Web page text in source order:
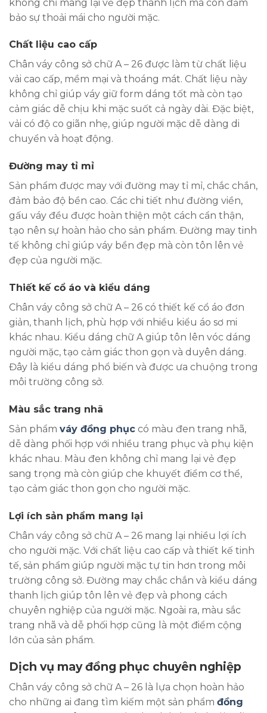
không chỉ mang lại vẻ đẹp thanh lịch mà còn đảm
bảo sự thoải mái cho người mặc.
Chất liệu cao cấp
Chân váy công sở chữ A – 26 được làm từ chất liệu
vải cao cấp, mềm mại và thoáng mát. Chất liệu này
không chỉ giúp váy giữ form dáng tốt mà còn tạo
cảm giác dễ chịu khi mặc suốt cả ngày dài. Đặc biệt,
vải có độ co giãn nhẹ, giúp người mặc dễ dàng di
chuyển và hoạt động.
Đường may tỉ mỉ
Sản phẩm được may với đường may tỉ mỉ, chắc chắn,
đảm bảo độ bền cao. Các chi tiết như đường viền,
gấu váy đều được hoàn thiện một cách cẩn thận,
tạo nên sự hoàn hảo cho sản phẩm. Đường may tinh
tế không chỉ giúp váy bền đẹp mà còn tôn lên vẻ
đẹp của người mặc.
Thiết kế cổ áo và kiểu dáng
Chân váy công sở chữ A – 26 có thiết kế cổ áo đơn
giản, thanh lịch, phù hợp với nhiều kiểu áo sơ mi
khác nhau. Kiểu dáng chữ A giúp tôn lên vóc dáng
người mặc, tạo cảm giác thon gọn và duyên dáng.
Đây là kiểu dáng phổ biến và được ưa chuộng trong
môi trường công sở.
Màu sắc trang nhã
Sản phẩm váy đồng phục có màu đen trang nhã,
dễ dàng phối hợp với nhiều trang phục và phụ kiện
khác nhau. Màu đen không chỉ mang lại vẻ đẹp
sang trọng mà còn giúp che khuyết điểm cơ thể,
tạo cảm giác thon gọn cho người mặc.
Lợi ích sản phẩm mang lại
Chân váy công sở chữ A – 26 mang lại nhiều lợi ích
cho người mặc. Với chất liệu cao cấp và thiết kế tinh
tế, sản phẩm giúp người mặc tự tin hơn trong môi
trường công sở. Đường may chắc chắn và kiểu dáng
thanh lịch giúp tôn lên vẻ đẹp và phong cách
chuyên nghiệp của người mặc. Ngoài ra, màu sắc
trang nhã và dễ phối hợp cũng là một điểm cộng
lớn của sản phẩm.
Dịch vụ may đồng phục chuyên nghiệp
Chân váy công sở chữ A – 26 là lựa chọn hoàn hảo
cho những ai đang tìm kiếm một sản phẩm đồng